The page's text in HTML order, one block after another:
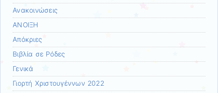
Ανακοινώσεις
ΑΝΟΙΞΗ
Απόκριες
Βιβλία σε Ρόδες
Γενικά
Γιορτή Χριστουγέννων 2022